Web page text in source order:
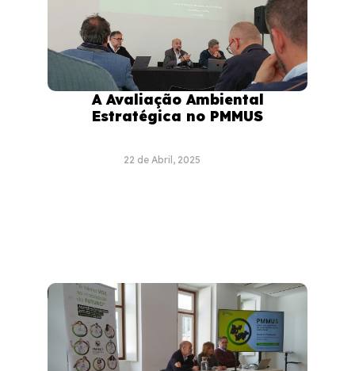
A Avaliação Ambiental
Estratégica no PMMUS
22 de Abril, 2025